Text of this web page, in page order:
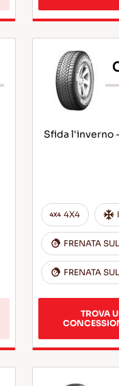
Sfida l'inverno
4X4
FRENATA
FRENATA
TROVA